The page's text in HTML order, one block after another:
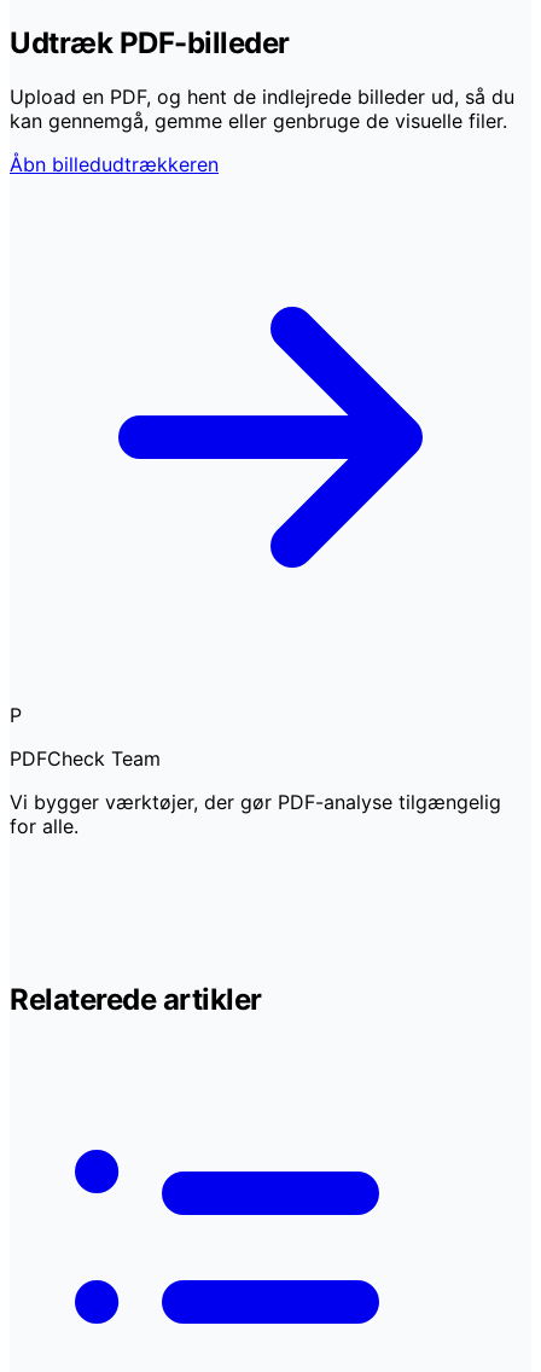
Udtræk PDF-billeder
Upload en PDF, og hent de indlejrede billeder ud, så du
kan gennemgå, gemme eller genbruge de visuelle filer.
Åbn billedudtrækkeren
P
PDFCheck Team
Vi bygger værktøjer, der gør PDF-analyse tilgængelig
for alle.
Relaterede artikler